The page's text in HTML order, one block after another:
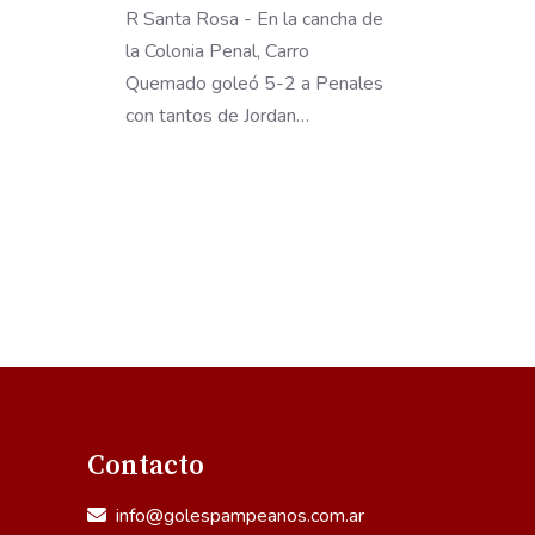
R Santa Rosa - En la cancha de
la Colonia Penal, Carro
Quemado goleó 5-2 a Penales
con tantos de Jordan…
Contacto
info@golespampeanos.com.ar